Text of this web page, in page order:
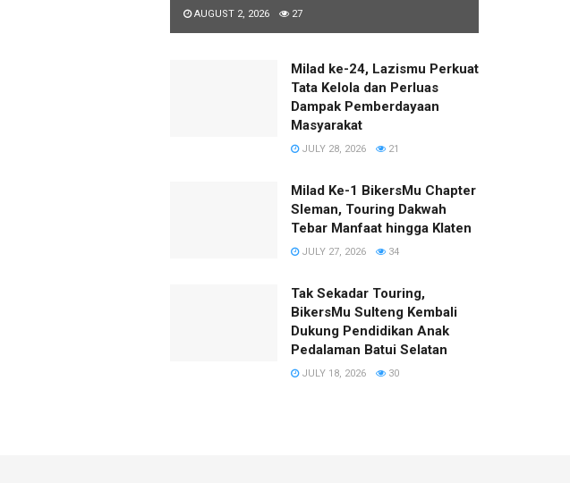
AUGUST 2, 2026 27
Milad ke-24, Lazismu Perkuat
Tata Kelola dan Perluas
Dampak Pemberdayaan
Masyarakat
JULY 28, 2026 21
Milad Ke-1 BikersMu Chapter
Sleman, Touring Dakwah
Tebar Manfaat hingga Klaten
JULY 27, 2026 34
Tak Sekadar Touring,
BikersMu Sulteng Kembali
Dukung Pendidikan Anak
Pedalaman Batui Selatan
JULY 18, 2026 30